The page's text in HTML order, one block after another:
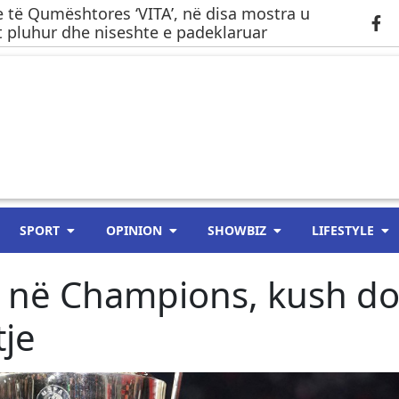
Qumështores ‘VITA’, në disa mostra u
dhe niseshte e padeklaruar
SPORT OPINION SHOWBIZ LIFESTYLE
Champions, kush do